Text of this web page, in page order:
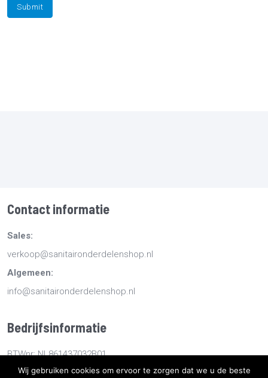
Contact informatie
Sales:
verkoop@sanitaironderdelenshop.nl
Algemeen:
info@sanitaironderdelenshop.nl
Bedrijfsinformatie
BTWnr: NL861437032B01
KvKnr: 78527112
Wij gebruiken cookies om ervoor te zorgen dat we u de beste